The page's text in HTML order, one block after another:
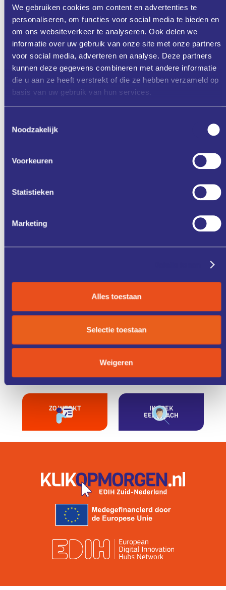
We gebruiken cookies om content en advertenties te
personaliseren, om functies voor social media te bieden en
om ons websiteverkeer te analyseren. Ook delen we
informatie over uw gebruik van onze site met onze partners
voor social media, adverteren en analyse. Deze partners
kunnen deze gegevens combineren met andere informatie
die u aan ze heeft verstrekt of die ze hebben verzameld op
basis van uw gebruik van hun services.
Noodzakelijk
Voorkeuren
Statistieken
Marketing
Alles toestaan
Selectie toestaan
Weigeren
Programma
Fysiek:
29 augustus
24 oktober
Online:
26 september
Deel via
ONZE
DIENSTEN
CASE
STUDIES
ZO WERKT
HET
IK ZOEK
EEN COACH